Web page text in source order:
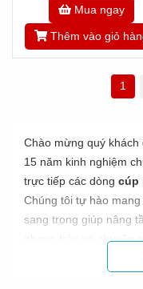
Mua ngay
Thêm vào giỏ
1
Chào mừng quý
15 năm kinh nghiệm
trực tiếp các dòng cúp
Chúng tôi tự hào
sang trọng giúp nâng
phong trào và chuyên